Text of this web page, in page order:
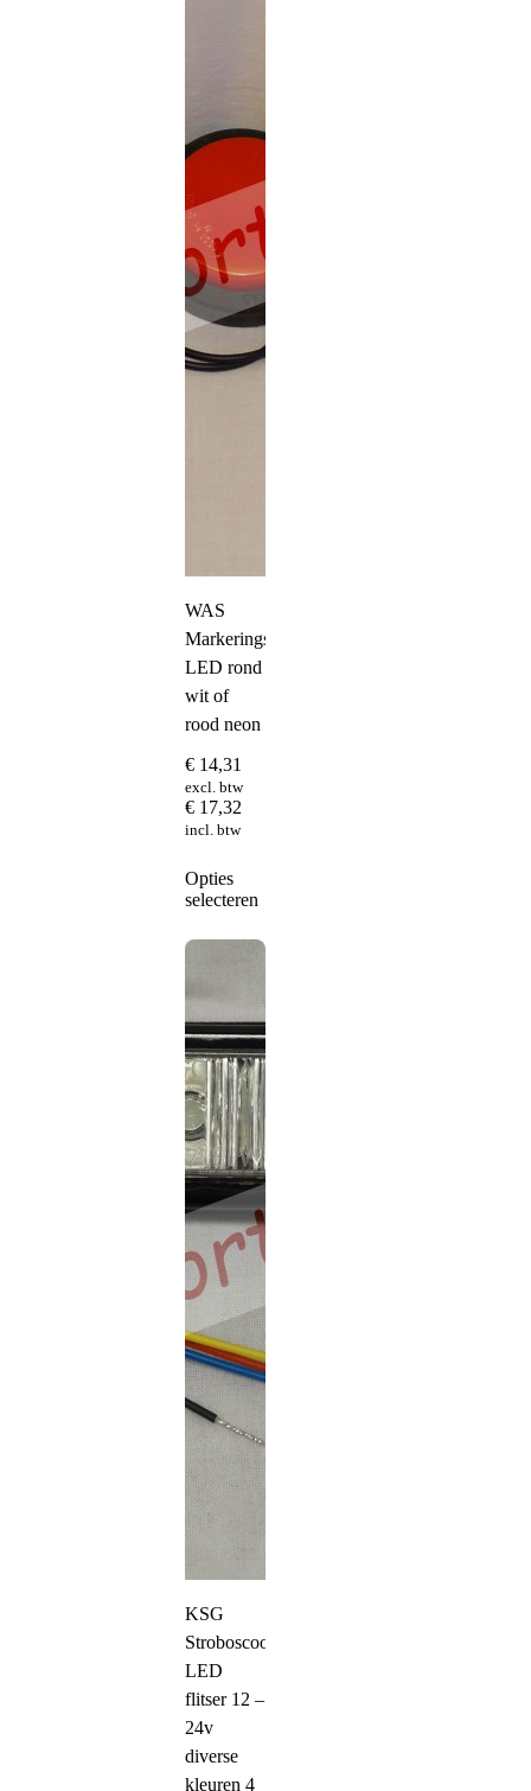
WAS
Markeringslamp
LED rond
wit of
rood neon
€ 14,31
excl. btw
€ 17,32
incl. btw
Opties
selecteren
meerdere
kan
gekozen
worden
KSG
Stroboscoop
LED
flitser 12 –
24v
diverse
kleuren 4